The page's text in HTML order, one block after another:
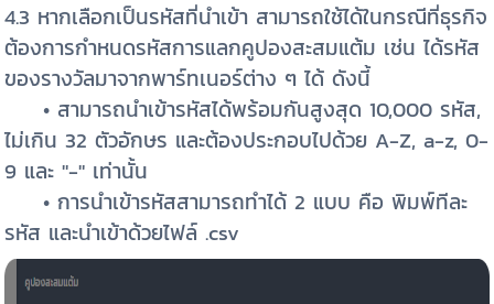
4.3 หากเลือกเป็นรหัสที่นำเข้า สามารถใช้ได้ในกรณีที่ธุรกิจ
ต้องการกำหนดรหัสการแลกคูปองสะสมแต้ม เช่น ได้รหัส
ของรางวัลมาจากพาร์ทเนอร์ต่าง ๆ ได้ ดังนี้
• สามารถนำเข้ารหัสได้พร้อมกันสูงสุด 10,000 รหัส,
ไม่เกิน 32 ตัวอักษร และต้องประกอบไปด้วย A-Z, a-z, 0-
9 และ "-" เท่านั้น
• การนำเข้ารหัสสามารถทำได้ 2 แบบ คือ พิมพ์ทีละ
รหัส และนำเข้าด้วยไฟล์ .csv